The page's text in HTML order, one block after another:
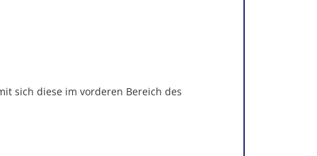
sich diese im vorderen Bereich des